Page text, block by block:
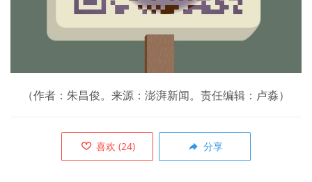
（作者：朱昌俊。来源：澎湃新闻。责任编辑：卢淼）
喜欢 (24) 分享